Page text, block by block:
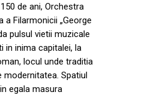
de ani, Orchestra
a Filarmonicii „George
pulsul vietii muzicale
in inima capitalei, la
locul unde traditia
modernitatea. Spatiul
egala masura